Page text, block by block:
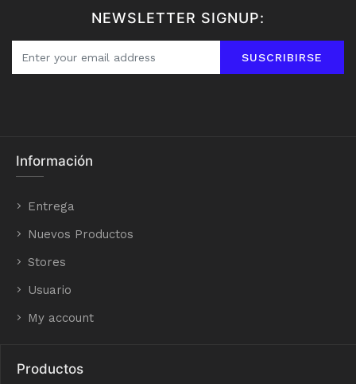
NEWSLETTER SIGNUP:
SUSCRIBIRSE
Información
Entrega
Nuevos Productos
Stores
Usuario
My account
Productos